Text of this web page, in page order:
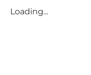
Loading...